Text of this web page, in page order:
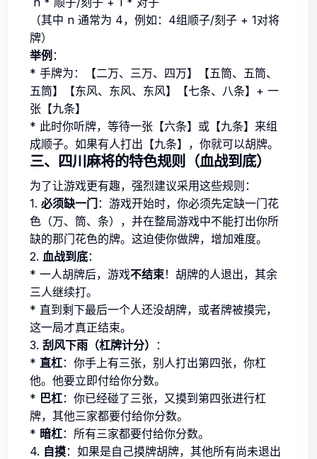
（其中 n 通常为 4，例如：4组顺子/刻子 + 1对将
牌）
举例 ：
* 手牌为：【二万、三万、四万】【五筒、五筒、
五筒】【东风、东风、东风】【七条、八条】+ 一
张【九条】
* 此时你听牌，等待一张【六条】或【九条】来组
成顺子。如果有人打出【九条】，你就可以胡牌。
三、四川麻将的特色规则（血战到底）
为了让游戏更有趣，强烈建议采用这些规则：
1. 必须缺一门 ：游戏开始时，你必须先定缺一门花
色（万、筒、条），并在整局游戏中不能打出你所
缺的那门花色的牌。这迫使你做牌，增加难度。
2. 血战到底：
* 一人胡牌后，游戏不结束！胡牌的人退出，其余
三人继续打。
* 直到剩下最后一个人还没胡牌，或者牌被摸完，
这一局才真正结束。
3. 刮风下雨（杠牌计分）
：
* 直杠：你手上有三张，别人打出第四张，你杠
他。他要立即付给你分数。
* 巴杠：你已经碰了三张，又摸到第四张进行杠
牌，其他三家都要付给你分数。
* 暗杠：所有三家都要付给你分数。
4. 自摸：如果是自己摸牌胡牌，其他所有尚未退出